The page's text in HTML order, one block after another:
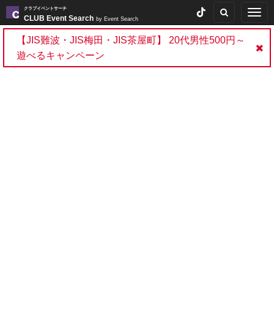
クラブイベントサーチ
CLUB Event Search by Event Search
【JIS難波・JIS梅田・JIS茶屋町】 20代男性500円～
遊べるキャンペーン